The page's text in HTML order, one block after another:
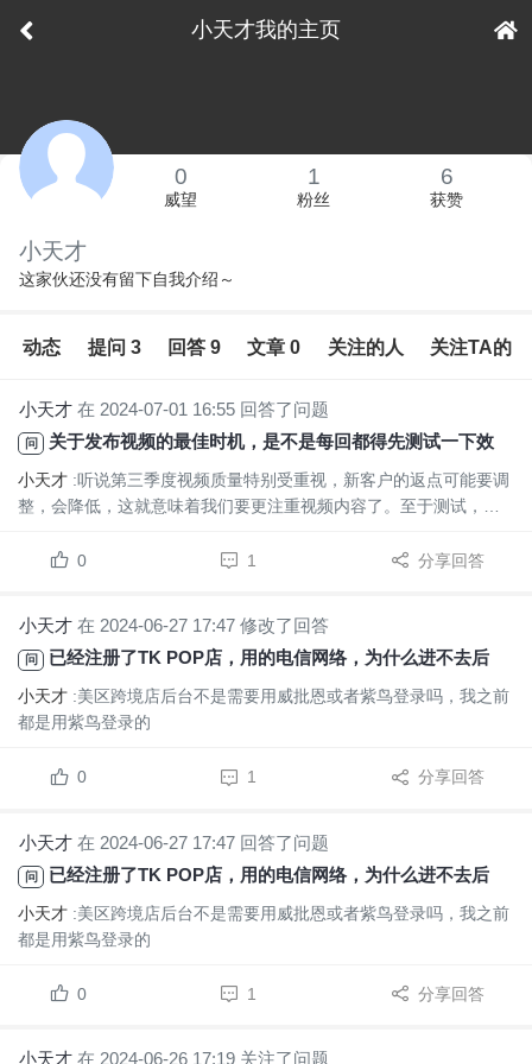
小天才我的主页
下拉刷新
0
威望
1
粉丝
6
获赞
小天才
这家伙还没有留下自我介绍～
动态 提问 3 回答 9 文章 0 关注的人 关注TA的
小天才 在 2024-07-01 16:55 回答了问题
问 关于发布视频的最佳时机，是不是每回都得先测试一下效果呢？我听说TikTok上发布视频的话，视频质量特别重要，有没有什么好方法，如果只是看看不同时间段的数据表现，这样能行得通吗，算是测试吗？
小天才 :听说第三季度视频质量特别受重视，新客户的返点可能要调
整，会降低，这就意味着我们要更注重视频内容了。至于测试，想
说，把视频文案、视频类型、配音等因素固定下来，只改变发布时
0 1 分享回答
小天才 在 2024-06-27 17:47 修改了回答
问 已经注册了TK POP店，用的电信网络，为什么进不去后台？
小天才 :美区跨境店后台不是需要用威批恩或者紫鸟登录吗，我之前
都是用紫鸟登录的
0 1 分享回答
小天才 在 2024-06-27 17:47 回答了问题
问 已经注册了TK POP店，用的电信网络，为什么进不去后台？
小天才 :美区跨境店后台不是需要用威批恩或者紫鸟登录吗，我之前
都是用紫鸟登录的
0 1 分享回答
小天才 在 2024-06-26 17:19 关注了问题